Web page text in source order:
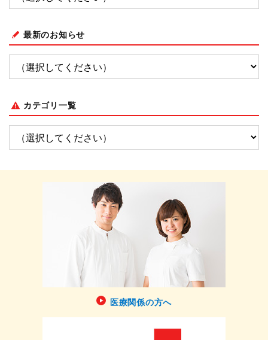
最新のお知らせ
カテゴリ一覧
医療関係の方へ